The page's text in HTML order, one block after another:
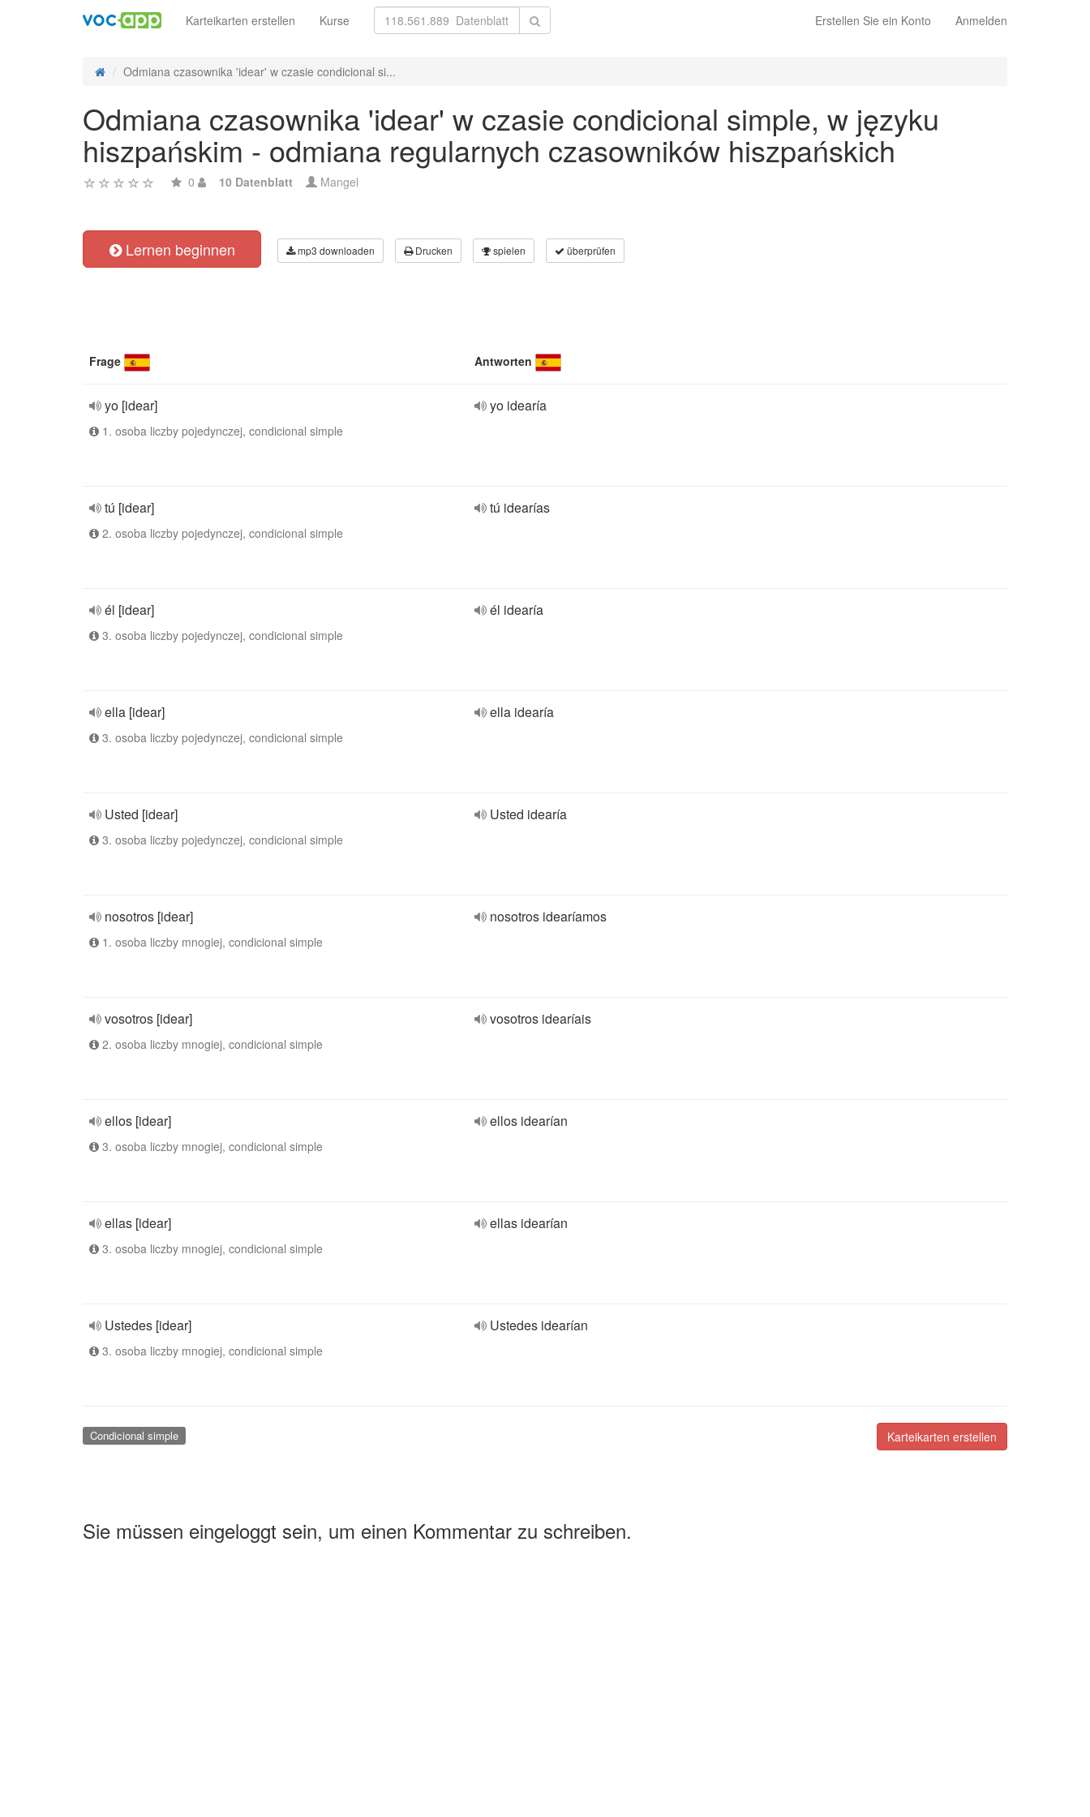
Erstellen Sie ein Konto Anmelden
Karteikarten erstellen Kurse
Odmiana czasownika 'idear' w czasie condicional si...
Odmiana czasownika 'idear' w czasie condicional simple, w języku
hiszpańskim - odmiana regularnych czasowników hiszpańskich
0 10 Datenblatt Mangel
Lernen beginnen mp3 downloaden Drucken spielen überprüfen
Frage Antworten
yo [idear]
1. osoba liczby pojedynczej, condicional simple
yo idearía
tú [idear]
2. osoba liczby pojedynczej, condicional simple
tú idearías
él [idear]
3. osoba liczby pojedynczej, condicional simple
él idearía
ella [idear]
3. osoba liczby pojedynczej, condicional simple
ella idearía
Usted [idear]
3. osoba liczby pojedynczej, condicional simple
Usted idearía
nosotros [idear]
1. osoba liczby mnogiej, condicional simple
nosotros idearíamos
vosotros [idear]
2. osoba liczby mnogiej, condicional simple
vosotros idearíais
ellos [idear]
3. osoba liczby mnogiej, condicional simple
ellos idearían
ellas [idear]
3. osoba liczby mnogiej, condicional simple
ellas idearían
Ustedes [idear]
3. osoba liczby mnogiej, condicional simple
Ustedes idearían
Karteikarten erstellen
Condicional simple
Sie müssen eingeloggt sein, um einen Kommentar zu schreiben.